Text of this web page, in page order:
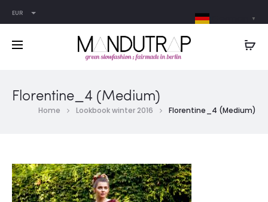
EUR
Florentine_4 (Medium)
Home Lookbook winter 2016 Florentine_4 (Medium)
▼